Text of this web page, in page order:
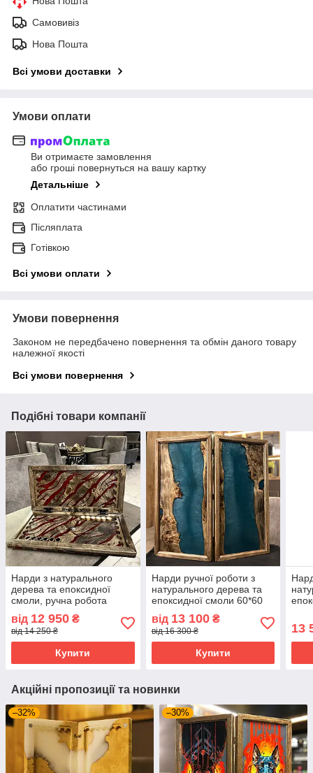
Самовивіз
Нова Пошта
Всі умови доставки
Умови оплати
Ви отримаєте замовлення
або гроші повернуться на вашу картку
Детальніше
Оплатити частинами
Післяплата
Готівкою
Всі умови оплати
Умови повернення
Законом не передбачено повернення та обмін даного товару
належної якості
Всі умови повернення
Подібні товари компанії
Нарди з натурального
дерева та епоксидної
смоли, ручна робота
від 12 950 ₴
від 14 250 ₴
Купити
Нарди ручної роботи з
натурального дерева та
епоксидної смоли 60*60
від 13 100₴
від 16 300 ₴
Купити
13
Акційні пропозиції та новинки
–32% –30%